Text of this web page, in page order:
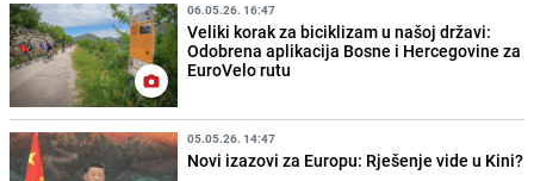
06.05.26. 16:47
Veliki korak za biciklizam u našoj državi:
Odobrena aplikacija Bosne i Hercegovine za
EuroVelo rutu
05.05.26. 14:47
Novi izazovi za Europu: Rješenje vide u Kini?